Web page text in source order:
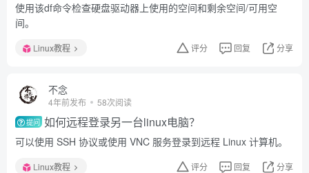
使用该df命令检查硬盘驱动器上使用的空间和剩余空间/可用空
间。
Linux教程 评分 回复 分享
不念
4年前发布 58次阅读
提问 如何远程登录另一台linux电脑？
可以使用 SSH 协议或使用 VNC 服务登录到远程 Linux 计算机。
Linux教程 评分 回复 分享